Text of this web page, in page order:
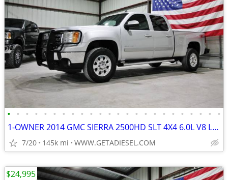
• • • • • • • • • • • • • • • • • • • • • • • •
1-OWNER 2014 GMC SIERRA 2500HD SLT 4X4 6.0L V8 LEATHER MICHELIN TIRES!
7/20 145k mi WWW.GETADIESEL.COM
$24,995